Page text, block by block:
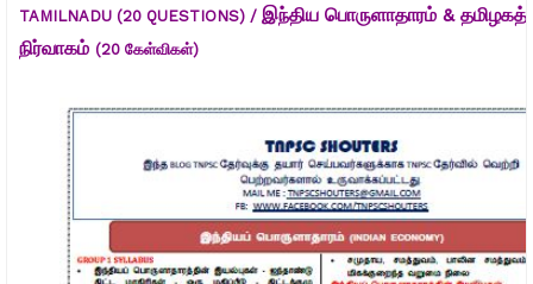
TAMILNADU (20 QUESTIONS) / இந்திய பொருளாதாரம் &
நிர்வாகம் (20 கேள்விகள்)